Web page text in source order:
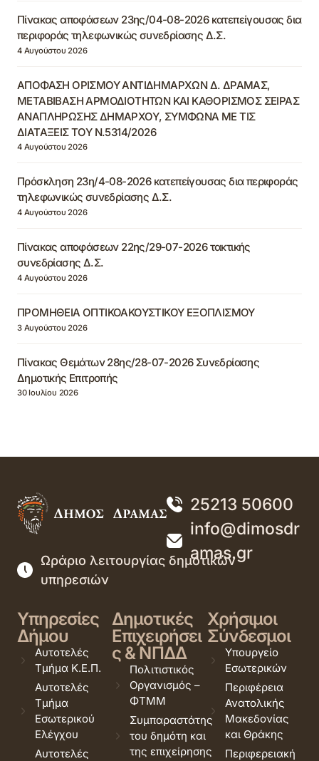
Πίνακας αποφάσεων 23ης/04-08-2026 κατεπείγουσας δια
περιφοράς τηλεφωνικώς συνεδρίασης Δ.Σ.
4 Αυγούστου 2026
ΑΠΟΦΑΣΗ ΟΡΙΣΜΟΥ ΑΝΤΙΔΗΜΑΡΧΩΝ Δ. ΔΡΑΜΑΣ,
ΜΕΤΑΒΙΒΑΣΗ ΑΡΜΟΔΙΟΤΗΤΩΝ ΚΑΙ ΚΑΘΟΡΙΣΜΟΣ ΣΕΙΡΑΣ
ΑΝΑΠΛΗΡΩΣΗΣ ΔΗΜΑΡΧΟΥ, ΣΥΜΦΩΝΑ ΜΕ ΤΙΣ
ΔΙΑΤΑΞΕΙΣ ΤΟΥ Ν.5314/2026
4 Αυγούστου 2026
Πρόσκληση 23η/4-08-2026 κατεπείγουσας δια περιφοράς
τηλεφωνικώς συνεδρίασης Δ.Σ.
4 Αυγούστου 2026
Πίνακας αποφάσεων 22ης/29-07-2026 τακτικής
συνεδρίασης Δ.Σ.
4 Αυγούστου 2026
ΠΡΟΜΗΘΕΙΑ ΟΠΤΙΚΟΑΚΟΥΣΤΙΚΟΥ ΕΞΟΠΛΙΣΜΟΥ
3 Αυγούστου 2026
Πίνακας Θεμάτων 28ης/28-07-2026 Συνεδρίασης
Δημοτικής Επιτροπής
30 Ιουλίου 2026
25213 50600
info@dimosdr
amas.gr
Ωράριο λειτουργίας δημοτικών
υπηρεσιών
Υπηρεσίες
Δήμου
Αυτοτελές
Τμήμα Κ.Ε.Π.
Αυτοτελές
Τμήμα
Εσωτερικού
Ελέγχου
Αυτοτελές
Δημοτικές
Επιχειρήσει
ς & ΝΠΔΔ
Πολιτιστικός
Οργανισμός –
ΦΤΜΜ
Συμπαραστάτης
του δημότη και
της επιχείρησης
Χρήσιμοι
Σύνδεσμοι
Υπουργείο
Εσωτερικών
Περιφέρεια
Ανατολικής
Μακεδονίας
και Θράκης
Περιφερειακή